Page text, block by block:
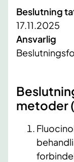
Beslutning
17.11.2025
Ansvarlig
metoder